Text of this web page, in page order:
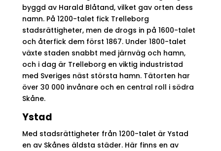
byggd av Harald Blåtand, vilket gav orten dess
namn. På 1200-talet fick Trelleborg
stadsrättigheter, men de drogs in på 1600-talet
och återfick dem först 1867. Under 1800-talet
växte staden snabbt med järnväg och hamn,
och i dag är Trelleborg en viktig industristad
med Sveriges näst största hamn. Tätorten har
över 30 000 invånare och en central roll i södra
Skåne.
Ystad
Med stadsrättigheter från 1200-talet är Ystad
en av Skånes äldsta städer. Här finns en av